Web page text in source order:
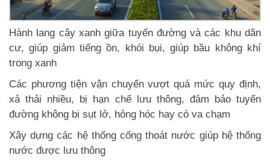
Hành lang cây xanh giữa tuyến đường và các khu dân
cư, giúp giảm tiếng ồn, khói bụi, giúp bầu không khí
trong xanh
Các phương tiện vận chuyển vượt quá mức quy định,
xả thải nhiều, bị hạn chế lưu thông, đảm bảo tuyến
đường không bị sụt lở, hỏng hóc hay có va chạm
Xây dựng các hệ thống cống thoát nước giúp hệ thống
nước được lưu thông